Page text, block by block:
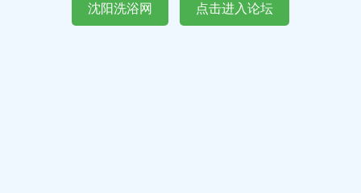
沈阳洗浴网 点击进入论坛